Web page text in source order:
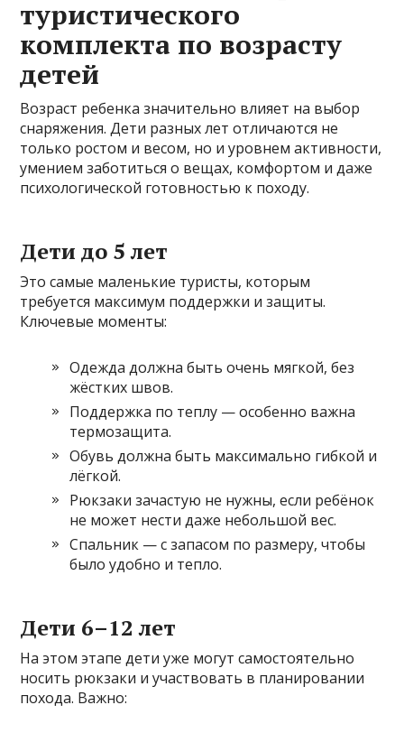
туристического
комплекта по возрасту
детей
Возраст ребенка значительно влияет на выбор
снаряжения. Дети разных лет отличаются не
только ростом и весом, но и уровнем активности,
умением заботиться о вещах, комфортом и даже
психологической готовностью к походу.
Дети до 5 лет
Это самые маленькие туристы, которым
требуется максимум поддержки и защиты.
Ключевые моменты:
Одежда должна быть очень мягкой, без
жёстких швов.
Поддержка по теплу — особенно важна
термозащита.
Обувь должна быть максимально гибкой и
лёгкой.
Рюкзаки зачастую не нужны, если ребёнок
не может нести даже небольшой вес.
Спальник — с запасом по размеру, чтобы
было удобно и тепло.
Дети 6–12 лет
На этом этапе дети уже могут самостоятельно
носить рюкзаки и участвовать в планировании
похода. Важно: